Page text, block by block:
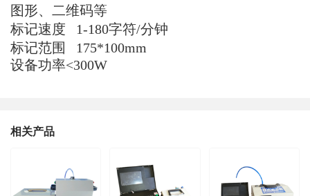
图形、二维码等
标记速度 1-180字符/分钟
标记范围 175*100mm
设备功率<300W
相关产品